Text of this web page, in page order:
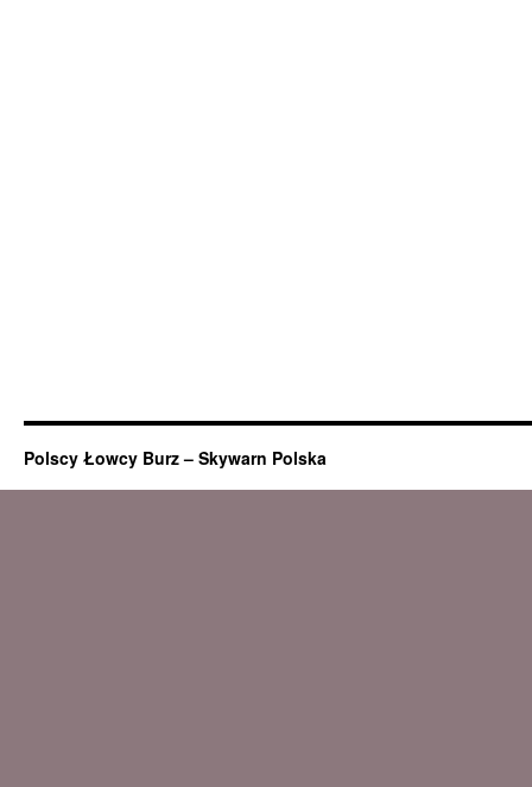
Polscy Łowcy Burz – Skywarn Polska